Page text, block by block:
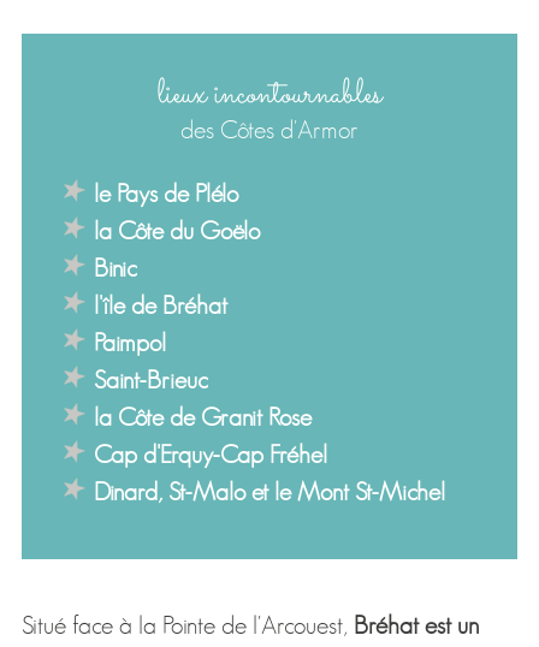
lieux incontournables
des Côtes d'Armor
le Pays de Plélo
la Côte du Goëlo
Binic
l'île de Bréhat
Paimpol
Saint-Brieuc
la Côte de Granit Rose
Cap d'Erquy-Cap Fréhel
Dinard, St-Malo et le Mont St-Michel
Situé face à la Pointe de l'Arcouest, Bréhat est un